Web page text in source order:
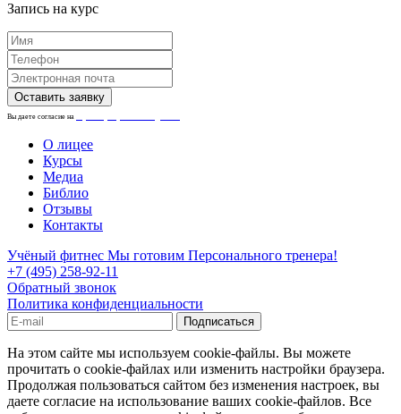
Запись на курс
Вы даете согласие на
О лицее
Курсы
Медиа
Библио
Отзывы
Контакты
Учёный фитнес Мы готовим Персонального тренера!
+7 (495) 258-92-11
Обратный звонок
Политика конфиденциальности
На этом сайте мы используем cookie-файлы. Вы можете
прочитать о cookie-файлах или изменить настройки браузера.
Продолжая пользоваться сайтом без изменения настроек, вы
даете согласие на использование ваших cookie-файлов. Все